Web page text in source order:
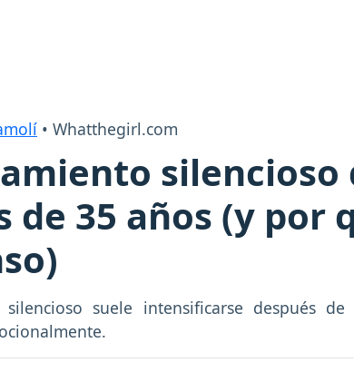
• Whatthegirl.com
de 35 años (y por
silencioso suele intensificarse después